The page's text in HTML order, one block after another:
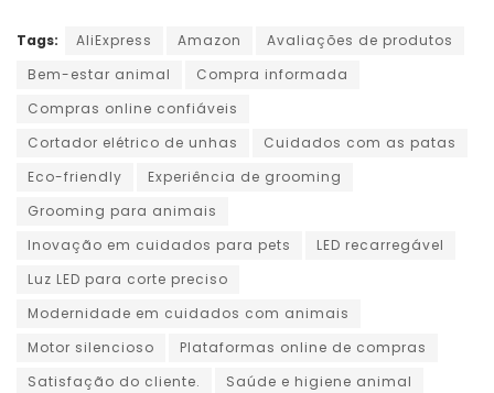
Tags: AliExpress Amazon
Avaliações de produtos
Bem-estar animal
Compra informada
Compras online confiáveis
Cortador elétrico de unhas
Cuidados com as patas
Eco-friendly
Experiência de grooming
Grooming para animais
Inovação em cuidados para pets
LED recarregável
Luz LED para corte preciso
Modernidade em cuidados com animais
Motor silencioso
Plataformas online de compras
Satisfação do cliente.
Saúde e higiene animal